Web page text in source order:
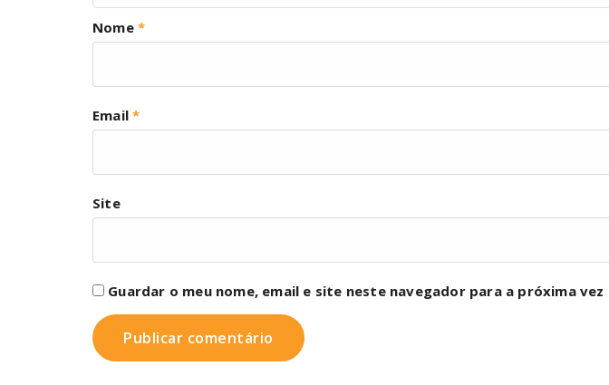
Nome *
Email*
Site
Guardar o meu nome, email e site neste navegador para a próxima